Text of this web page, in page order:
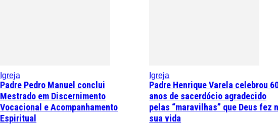
Igreja
Padre Pedro Manuel conclui
Mestrado em Discernimento
Vocacional e Acompanhamento
Espiritual
Igreja
Padre Henrique Varela celebrou
anos de sacerdócio agradecido
pelas “maravilhas” que Deus fez
sua vida